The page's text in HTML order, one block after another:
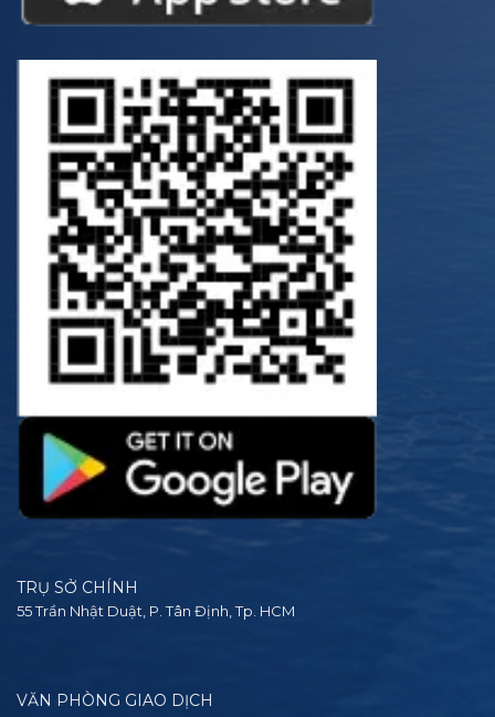
TRỤ SỞ CHÍNH
55 Trần Nhật Duật, P. Tân Định, Tp. HCM
VĂN PHÒNG GIAO DỊCH